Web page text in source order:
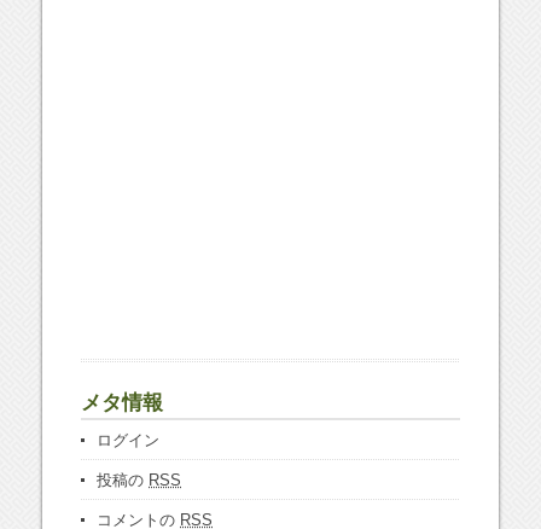
メタ情報
ログイン
投稿の RSS
コメントの RSS